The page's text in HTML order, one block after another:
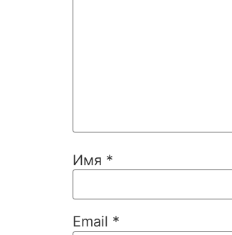
Имя *
Email *